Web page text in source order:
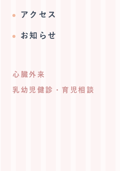
アクセス
お知らせ
心臓外来
乳幼児健診・育児相談